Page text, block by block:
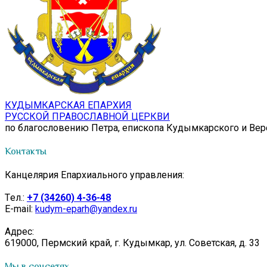
КУДЫМКАРСКАЯ ЕПАРХИЯ
РУССКОЙ ПРАВОСЛАВНОЙ ЦЕРКВИ
по благословению Петра, епископа Кудымкарского и
Контакты
Канцелярия Епархиального управления:
Tел.: +7 (34260) 4-36-48
E-mail: kudym-eparh@yandex.ru
Адрес:
619000, Пермский край, г. Кудымкар, ул. Советская, д. 33